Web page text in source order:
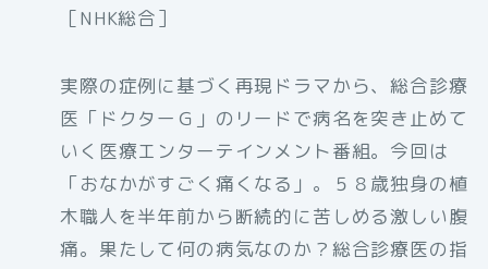
［NHK総合］
実際の症例に基づく再現ドラマから、総合診療
医「ドクターＧ」のリードで病名を突き止めて
いく医療エンターテインメント番組。今回は
「おなかがすごく痛くなる」。５８歳独身の植
木職人を半年前から断続的に苦しめる激しい腹
痛。果たして何の病気なのか？総合診療医の指